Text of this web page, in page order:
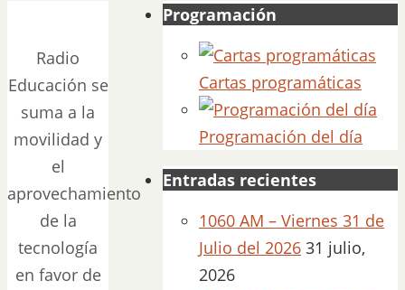
Radio
Educación se
suma a la
movilidad y
el
aprovechamiento
de la
tecnología
en favor de
Programación
Cartas programáticas
Programación del día
Entradas recientes
1060 AM – Viernes 31 de
Julio del 2026 31 julio,
2026